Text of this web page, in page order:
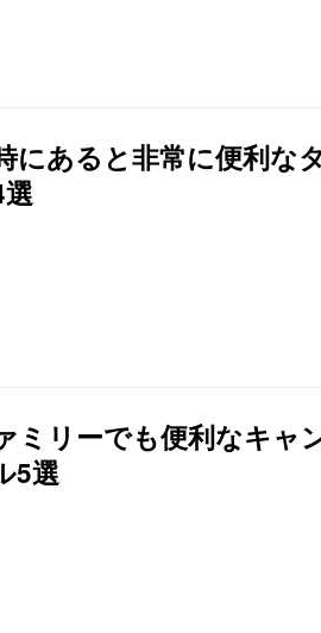
にあると非常に便利な
ミリーでも便利なキャ
5選